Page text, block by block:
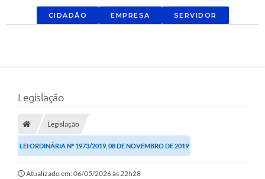
CIDADÃO EMPRESA SERVIDOR
Legislação
Legislação
LEI ORDINÁRIA Nº 1973/2019, 08 DE NOVEMBRO DE 2019
Atualizado em: 06/05/2026 às 22h28